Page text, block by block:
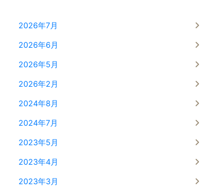
2026年7月
2026年6月
2026年5月
2026年2月
2024年8月
2024年7月
2023年5月
2023年4月
2023年3月